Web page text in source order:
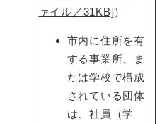
ァイル／31KB]​）
市内に住所を有
する事業所、ま
たは学校で構成
されている団体
は、社員（学